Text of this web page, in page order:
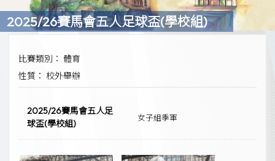
2025/26賽馬會五人足球盃(學校組)
比賽類別： 體育
性質： 校外舉辦
2025/26賽馬會五人足
球盃(學校組)
女子組季軍